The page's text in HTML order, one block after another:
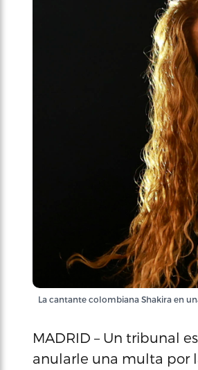
La cantante colombiana Shakira en
MADRID – Un tribunal
anularle una multa por